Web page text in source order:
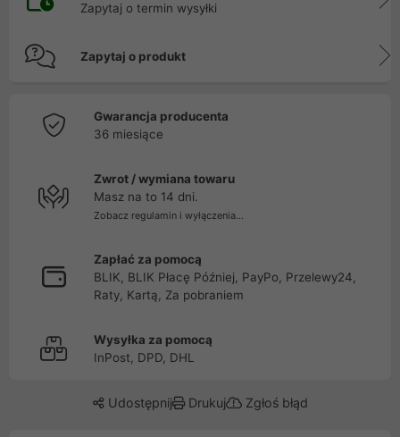
Zapytaj o termin wysyłki
Zapytaj o produkt
Gwarancja producenta
36 miesiące
Zwrot / wymiana towaru
Masz na to 14 dni.
Zobacz regulamin i wyłączenia...
Zapłać za pomocą
BLIK, BLIK Płacę Później, PayPo, Przelewy24,
Raty, Kartą, Za pobraniem
Wysyłka za pomocą
InPost, DPD, DHL
Udostępnij Drukuj Zgłoś błąd